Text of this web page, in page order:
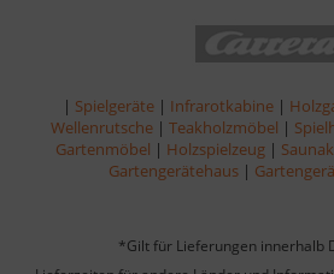
| Spielgeräte | Infrarotkabine |
Wellenrutsche | Teakholzmöbel |
Gartenmöbel | Holzspielzeug |
Gartengerätehaus |
*Gilt für Lieferungen innerhalb